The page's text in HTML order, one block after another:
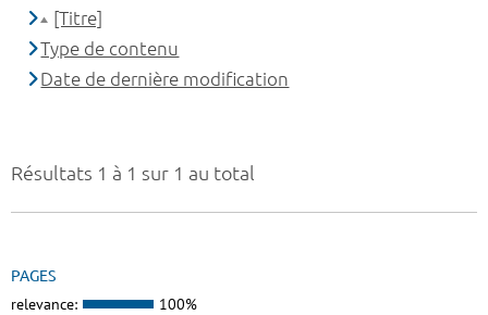
Résultats 1 à 1 sur 1 au total
PAGES
relevance: 100%
[Titre]
Type de contenu
Date de dernière modification